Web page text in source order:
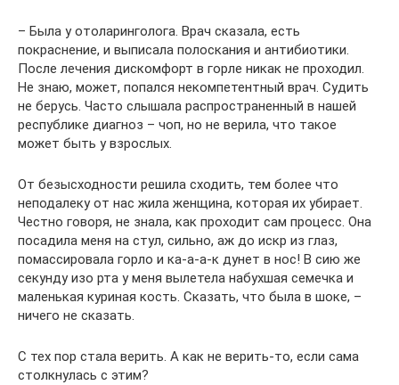
– Была у отоларинголога. Врач сказала, есть
покраснение, и выписала полоскания и антибиотики.
После лечения дискомфорт в горле никак не проходил.
Не знаю, может, попался некомпетентный врач. Судить
не берусь. Часто слышала распространенный в нашей
республике диагноз – чоп, но не верила, что такое
может быть у взрослых.
От безысходности решила сходить, тем более что
неподалеку от нас жила женщина, которая их убирает.
Честно говоря, не знала, как проходит сам процесс. Она
посадила меня на стул, сильно, аж до искр из глаз,
помассировала горло и ка-а-а-к дунет в нос! В сию же
секунду изо рта у меня вылетела набухшая семечка и
маленькая куриная кость. Сказать, что была в шоке, –
ничего не сказать.
С тех пор стала верить. А как не верить-то, если сама
столкнулась с этим?